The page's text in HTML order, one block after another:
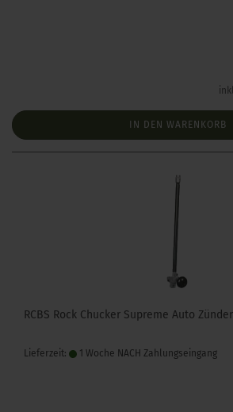
IN DEN WARENKORB
RCBS Rock Chucker Supreme Auto
Lieferzeit: 1 Woche NACH Zahlungseingang